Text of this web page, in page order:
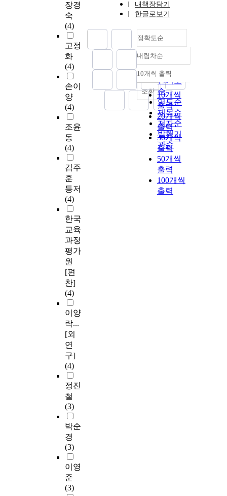
장경
숙
(4)
고정
화
(4)
손이
양
(4)
조윤
동
(4)
김주
훈
등저
(4)
한국
교육
과정
평가
원
[편
찬]
(4)
이양
락...
[외
연
구]
(4)
정진
철
(3)
박순
경
(3)
이영
준
(3)
내책장담기
한글로보기
정확도순
정확도
순
인기도
순
연도순
제목순
저자순
발행기
관순
내림차순
내림차순
10개씩 출력
10개씩
출력
20개씩
출력
30개씩
출력
50개씩
출력
100개씩
출력
조회